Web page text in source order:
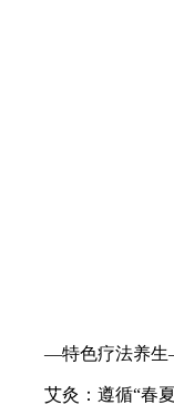
—特色疗法养
艾灸：遵循“春夏